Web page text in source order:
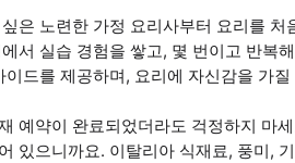
은 노련한 가정 요리사부터 요리를
서 실습 경험을 쌓고, 몇 번이고 반복
드를 제공하며, 요리에 자신감을 가
예약이 완료되었더라도 걱정하지 마
있으니까요. 이탈리아 식재료, 풍미,